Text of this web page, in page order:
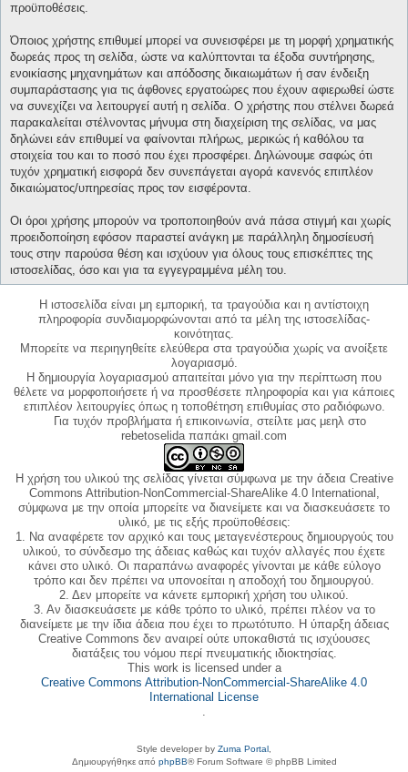
προϋποθέσεις.
Όποιος χρήστης επιθυμεί μπορεί να συνεισφέρει με τη μορφή χρηματικής
δωρεάς προς τη σελίδα, ώστε να καλύπτονται τα έξοδα συντήρησης,
ενοικίασης μηχανημάτων και απόδοσης δικαιωμάτων ή σαν ένδειξη
συμπαράστασης για τις άφθονες εργατοώρες που έχουν αφιερωθεί ώστε
να συνεχίζει να λειτουργεί αυτή η σελίδα. Ο χρήστης που στέλνει δωρεά
παρακαλείται στέλνοντας μήνυμα στη διαχείριση της σελίδας, να μας
δηλώνει εάν επιθυμεί να φαίνονται πλήρως, μερικώς ή καθόλου τα
στοιχεία του και το ποσό που έχει προσφέρει. Δηλώνουμε σαφώς ότι
τυχόν χρηματική εισφορά δεν συνεπάγεται αγορά κανενός επιπλέον
δικαιώματος/υπηρεσίας προς τον εισφέροντα.
Οι όροι χρήσης μπορούν να τροποποιηθούν ανά πάσα στιγμή και χωρίς
προειδοποίηση εφόσον παραστεί ανάγκη με παράλληλη δημοσίευσή
τους στην παρούσα θέση και ισχύουν για όλους τους επισκέπτες της
ιστοσελίδας, όσο και για τα εγγεγραμμένα μέλη του.
Η ιστοσελίδα είναι μη εμπορική, τα τραγούδια και η αντίστοιχη
πληροφορία συνδιαμορφώνονται από τα μέλη της ιστοσελίδας-
κοινότητας.
Μπορείτε να περιηγηθείτε ελεύθερα στα τραγούδια χωρίς να ανοίξετε
λογαριασμό.
Η δημιουργία λογαριασμού απαιτείται μόνο για την περίπτωση που
θέλετε να μορφοποιήσετε ή να προσθέσετε πληροφορία και για κάποιες
επιπλέον λειτουργίες όπως η τοποθέτηση επιθυμίας στο ραδιόφωνο.
Για τυχόν προβλήματα ή επικοινωνία, στείλτε μας μεηλ στο
rebetoselida παπάκι gmail.com
Η χρήση του υλικού της σελίδας γίνεται σύμφωνα με την άδεια Creative
Commons Attribution-NonCommercial-ShareAlike 4.0 International,
σύμφωνα με την οποία μπορείτε να διανείμετε και να διασκευάσετε το
υλικό, με τις εξής προϋποθέσεις:
1. Να αναφέρετε τον αρχικό και τους μεταγενέστερους δημιουργούς του
υλικού, το σύνδεσμο της άδειας καθώς και τυχόν αλλαγές που έχετε
κάνει στο υλικό. Οι παραπάνω αναφορές γίνονται με κάθε εύλογο
τρόπο και δεν πρέπει να υπονοείται η αποδοχή του δημιουργού.
2. Δεν μπορείτε να κάνετε εμπορική χρήση του υλικού.
3. Αν διασκευάσετε με κάθε τρόπο το υλικό, πρέπει πλέον να το
διανείμετε με την ίδια άδεια που έχει το πρωτότυπο. Η ύπαρξη άδειας
Creative Commons δεν αναιρεί ούτε υποκαθιστά τις ισχύουσες
διατάξεις του νόμου περί πνευματικής ιδιοκτησίας.
This work is licensed under a
Creative Commons Attribution-NonCommercial-ShareAlike 4.0
International License
.
Style developer by Zuma Portal
Δημιουργήθηκε από phpBB® Forum Software © phpBB Limited